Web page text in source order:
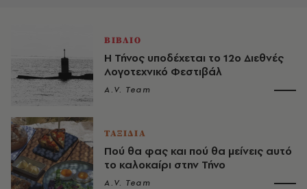
ΒΙΒΛΙΟ
Η Τήνος υποδέχεται το 12ο Διεθνές
Λογοτεχνικό Φεστιβάλ
A.V. Team
ΤΑΞΙΔΙΑ
Πού θα φας και πού θα μείνεις αυτό
το καλοκαίρι στην Τήνο
A.V. Team